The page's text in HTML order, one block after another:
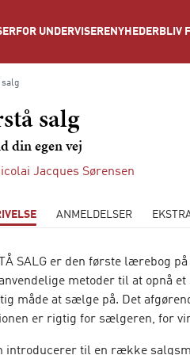
FOR UNDERVISERE NYHEDER BLIV
salg
salg
din egen vej
Jacques Sørensen
ANMELDELSER
SALG er den første lærebog
metoder til at opnå
måde at sælge på. Det
er rigtig for sælgeren, for
introducerer til en række